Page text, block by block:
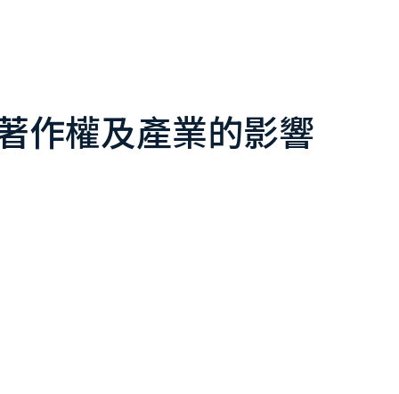
作權及產業的影響